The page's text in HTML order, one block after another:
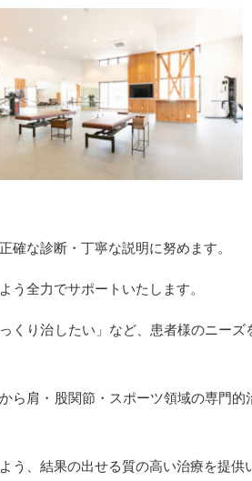
な診断・丁寧な説明に努めます。
全力でサポートいたします。
り治したい」など、患者様のニーズ
肩・股関節・スポーツ領域の専門的
、結果の出せる質の高い治療を提供